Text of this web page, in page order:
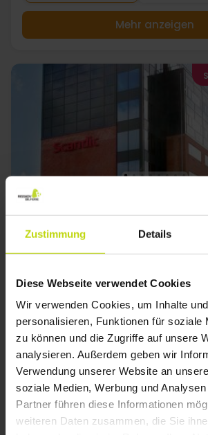
Zustimmung Details
Diese Webseite verwendet Cookies
Wir verwenden Cookies, um Inhalte
personalisieren, Funktionen für soziale
zu können und die Zugriffe auf unsere
analysieren. Außerdem geben wir
Verwendung unserer Website an
soziale Medien, Werbung und
Partner führen diese Informationen
weiteren Daten zusammen, die Sie
Mehr anzeigen
Scandic Olympic
4.3/ 5 Sehr gut95 Bewertungen
Übernachtung
1x
köstliches Frühstücksbuffet
1x
Tapas
1x
1 Glas Wein/Bier an der Bar
1x
Kaffee zum Mitnehmen
Alles sehen, was enthalten ist
Aug p. P.93,-
Gesamt 186,-
Sep